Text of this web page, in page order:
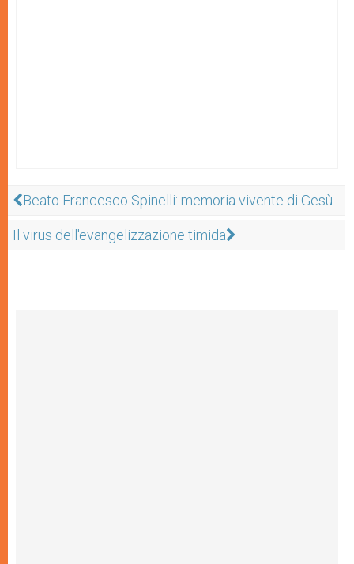
Beato Francesco Spinelli: memoria vivente di Gesù
Il virus dell'evangelizzazione timida